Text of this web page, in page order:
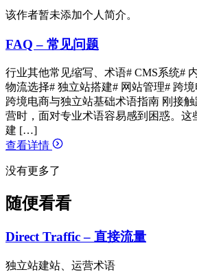
该作者暂未添加个人简介。
FAQ – 常见问题
行业其他常见缩写、术语# CMS系统#
物流选择# 独立站搭建# 网站管理# 跨
跨境电商与独立站基础术语指南 刚接
营时，面对专业术语容易感到困惑。这
建 […]
查看详情
没有更多了
随便看看
Direct Traffic – 直接流量
独立站建站、运营术语